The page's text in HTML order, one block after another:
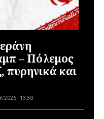
– Πόλεμος
πυρηνικά και
2026 | 13:30